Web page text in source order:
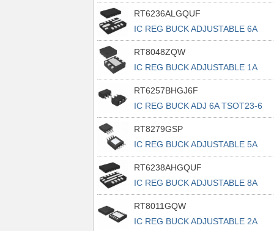
13UQFN
RT6236ALGQUF
IC REG BUCK ADJUSTABLE 6A
13UQFN
RT8048ZQW
IC REG BUCK ADJUSTABLE 1A
6WDFN
RT6257BHGJ6F
IC REG BUCK ADJ 6A TSOT23-6
RT8279GSP
IC REG BUCK ADJUSTABLE 5A
8SOP
RT6238AHGQUF
IC REG BUCK ADJUSTABLE 8A
14UQFN
RT8011GQW
IC REG BUCK ADJUSTABLE 2A